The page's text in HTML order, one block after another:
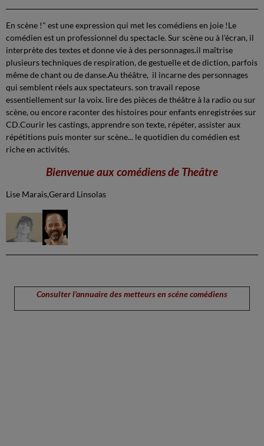
En scène !" est une expression qui met les comédiens en joie !Le
comédien est un professionnel du spectacle. Sur scène ou à l'écran, il
interprète des textes et donne vie à des personnages.il maîtrise
plusieurs techniques de respiration, de gestuelle et de diction, parfois
même de chant ou de danse.Au théâtre, il incarne des personnages
qui semblent réels aux spectateurs. son travail repose
essentiellement sur la voix. lire des pièces de théâtre à la radio ou sur
scène, ou encore raconter des histoires pour enfants enregistrées sur
CD.Courir les castings, apprendre son texte, répéter, assister aux
répétitions puis monter sur scène... le quotidien du comédien est
riche en activités.
Bienvenue aux comédiens de Theâtre
Lise Marais,Gerard Linsolas
Consulter l'annuaire des metteurs en scéne comédiens